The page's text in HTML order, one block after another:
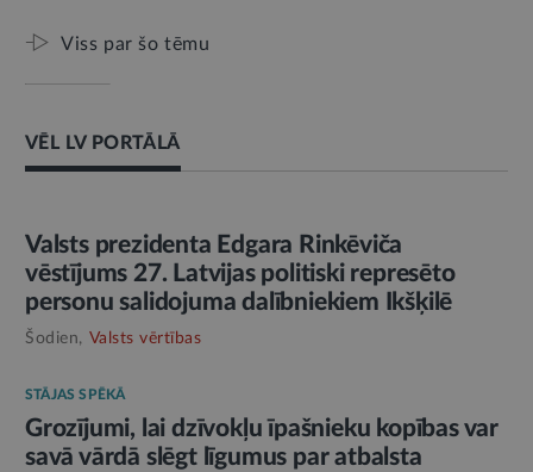
Viss par šo tēmu
VĒL LV PORTĀLĀ
AMATPERSONAS RUNA
Valsts prezidenta Edgara Rinkēviča
vēstījums 27. Latvijas politiski represēto
personu salidojuma dalībniekiem Ikšķilē
Šodien, Valsts vērtības
STĀJAS SPĒKĀ
Grozījumi, lai dzīvokļu īpašnieku kopības var
savā vārdā slēgt līgumus par atbalsta